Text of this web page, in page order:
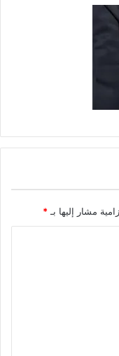
مشار إليها بـ *